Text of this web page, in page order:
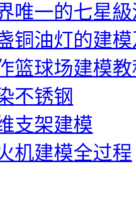
唯一的七星
铜油灯的建
篮球场建模
不锈钢
支架建模
机建模全过程